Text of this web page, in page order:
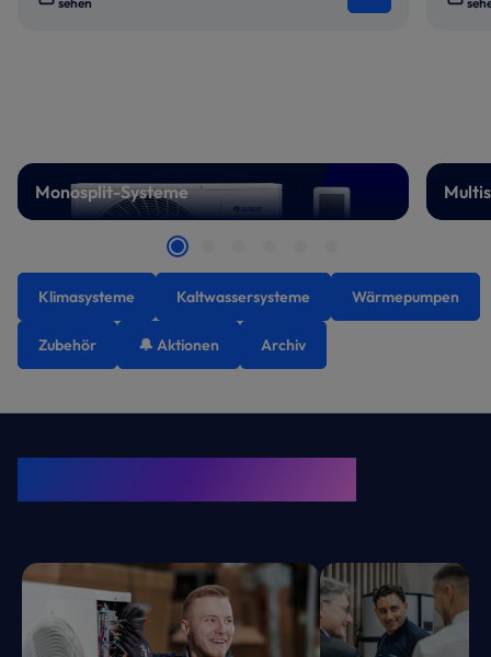
Monosplit-Systeme
Klimasysteme Kaltwassersysteme Wärmepumpen
Zubehör 🔔 Aktionen Archiv